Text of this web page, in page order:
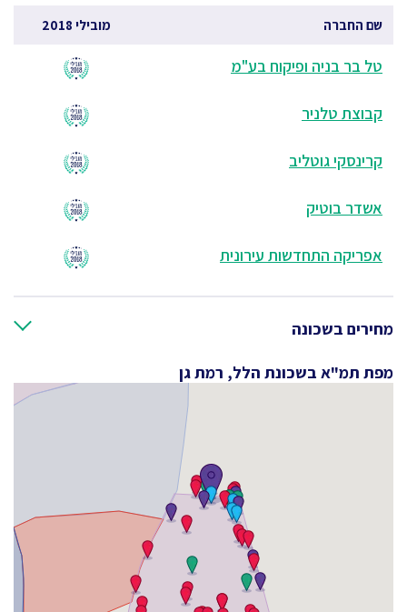
שם החברה מובילי 2018
טל בר בניה ופיקוח בע"מ
קבוצת טלניר
קרינסקי גוטליב
אשדר בוטיק
אפריקה התחדשות עירונית
מחירים בשכונה
מפת תמ"א בשכונת הלל, רמת גן